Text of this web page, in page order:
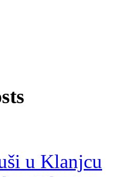
u Klanjcu